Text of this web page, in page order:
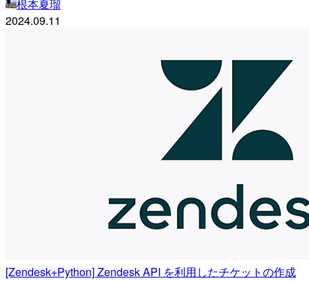
根本夏瑠
2024.09.11
[Zendesk+Python] Zendesk API を利用したチケットの作成